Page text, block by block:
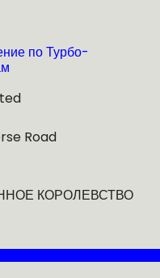
по Турбо-
Road
КОРОЛЕВСТВО